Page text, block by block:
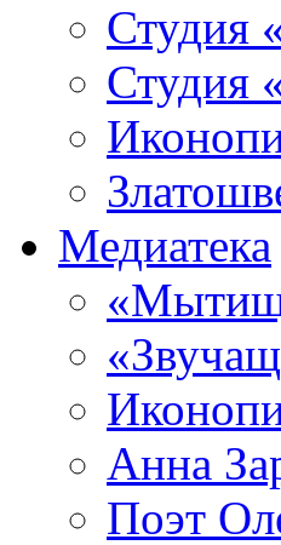
Студия
Студия
Медиатека
Анна
Поэт